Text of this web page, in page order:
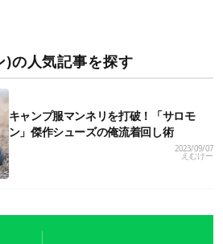
の人気記事を探す
キャンプ服マンネリを打破！「サロモ
ン」傑作シューズの俺流着回し術
2023/09/07
えむけー